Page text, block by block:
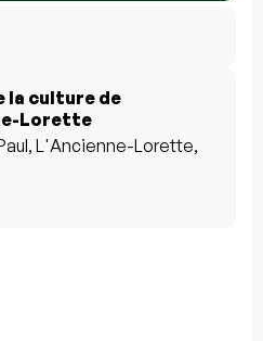
la culture de
Lorette
L'Ancienne-Lorette,